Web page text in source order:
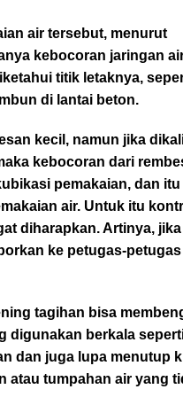
air tersebut, menurut
kebocoran jaringan
titik letaknya,
di lantai beton.
kecil, namun jika
kebocoran dari
pemakaian, dan itu
air. Untuk itu
diharapkan. Artinya, jika
ke petugas-petugas
tagihan bisa
digunakan berkala
dan juga lupa menutup
atau tumpahan air yang